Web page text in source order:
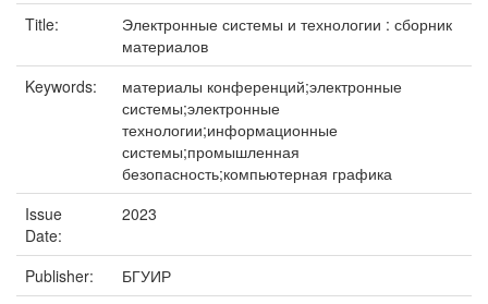
Title:
Электронные системы и технологии : сборник
материалов
Keywords:
материалы конференций;электронные
системы;электронные
технологии;информационные
системы;промышленная
безопасность;компьютерная графика
Issue
Date:
2023
Publisher:
БГУИР